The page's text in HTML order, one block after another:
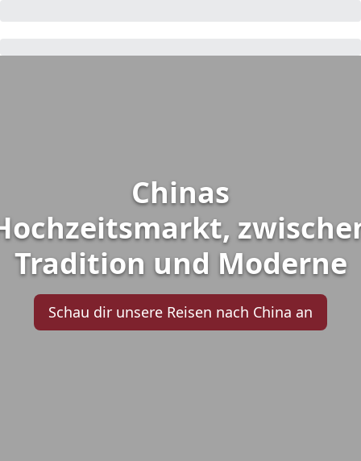
Chinas
Tradition und Moderne
Schau dir unsere Reisen nach China an